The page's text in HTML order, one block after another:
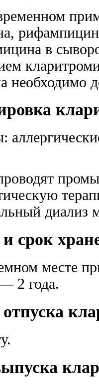
в
необходимо
диализ
и срок
месте
2 года.